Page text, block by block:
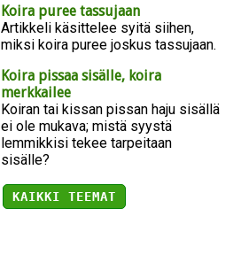
Koira puree tassujaan
Artikkeli käsittelee syitä siihen,
miksi koira puree joskus tassujaan.
Koira pissaa sisälle, koira
merkkailee
Koiran tai kissan pissan haju sisällä
ei ole mukava; mistä syystä
lemmikkisi tekee tarpeitaan
sisälle?
KAIKKI TEEMAT